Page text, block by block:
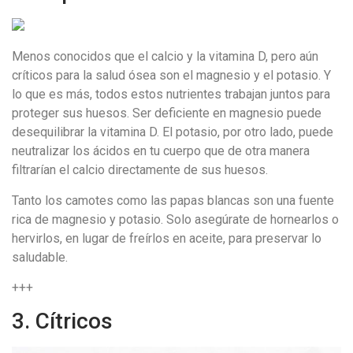
Menos conocidos que el calcio y la vitamina D, pero aún
críticos para la salud ósea son el magnesio y el potasio. Y
lo que es más, todos estos nutrientes trabajan juntos para
proteger sus huesos. Ser deficiente en magnesio puede
desequilibrar la vitamina D. El potasio, por otro lado, puede
neutralizar los ácidos en tu cuerpo que de otra manera
filtrarían el calcio directamente de sus huesos.
Tanto los camotes como las papas blancas son una fuente
rica de magnesio y potasio. Solo asegúrate de hornearlos o
hervirlos, en lugar de freírlos en aceite, para preservar lo
saludable.
+++
3. Cítricos